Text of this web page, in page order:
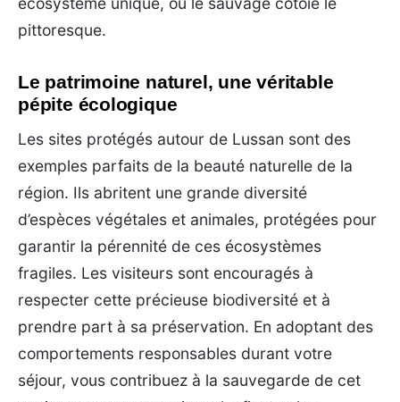
pittoresque.
Le patrimoine naturel, une véritable
pépite écologique
Les sites protégés autour de Lussan sont des
exemples parfaits de la beauté naturelle de la
région. Ils abritent une grande diversité
d’espèces végétales et animales, protégées pour
garantir la pérennité de ces écosystèmes
fragiles. Les visiteurs sont encouragés à
respecter cette précieuse biodiversité et à
prendre part à sa préservation. En adoptant des
comportements responsables durant votre
séjour, vous contribuez à la sauvegarde de cet